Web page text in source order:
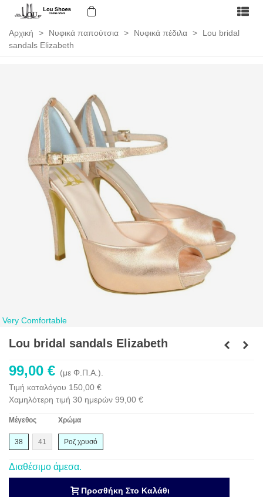
Αρχική > Νυφικά παπούτσια > Νυφικά πέδιλα >
Lou bridal
sandals Elizabeth
Very Comfortable
Lou bridal sandals Elizabeth
99,00 € (με Φ.Π.Α.).
Τιμή καταλόγου 150,00 €
Χαμηλότερη τιμή 30 ημερών 99,00 €
Μέγεθος
38 41
Χρώμα
Ροζ χρυσό
Διαθέσιμο άμεσα.
Προσθήκη Στο Καλάθι